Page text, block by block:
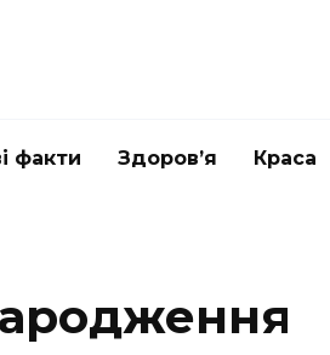
факти Здоров’я Краса